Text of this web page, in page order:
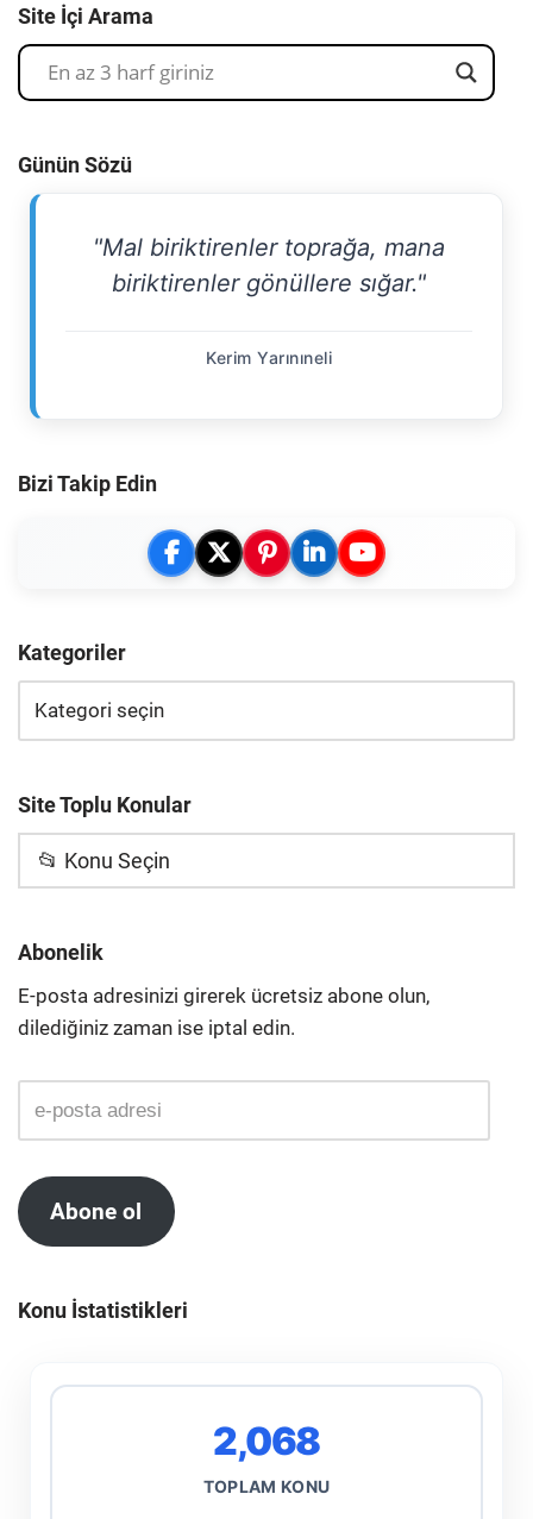
Site İçi Arama
Günün Sözü
"Mal biriktirenler toprağa, mana
biriktirenler gönüllere sığar."
Kerim Yarınıneli
Bizi Takip Edin
Kategoriler
Site Toplu Konular
📂 Konu Seçin
Abonelik
E-posta adresinizi girerek ücretsiz abone olun,
dilediğiniz zaman ise iptal edin.
Abone ol
Konu İstatistikleri
2,068
TOPLAM KONU